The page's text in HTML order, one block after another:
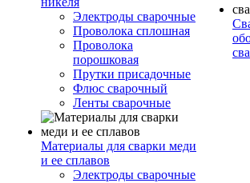
Электроды сварочные
Проволока сплошная
Проволока
порошковая
Прутки присадочные
Флюс сварочный
Ленты сварочные
Материалы для сварки меди
и ее сплавов
Электроды сварочные